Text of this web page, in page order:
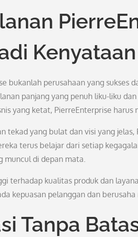
Kenyataan
bukanlah perusahaan yang sukses
panjang yang penuh liku-liku
yang ketat, PierreEnterprise
tekad yang bulat dan visi yang
terus belajar dari setiap
muncul di depan mata.
terhadap kualitas produk dan
kepuasan pelanggan dan
Tanpa